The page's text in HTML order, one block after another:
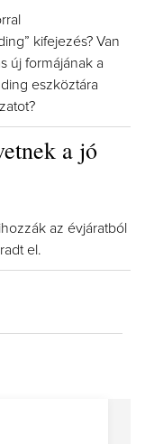
kifejezés? Van
új formájának a
eszköztára
a jó
az évjáratból
el.